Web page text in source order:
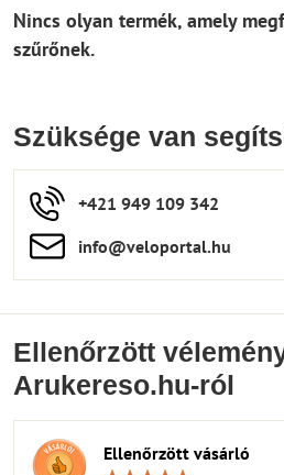
Szüksége van
+421 949 109 342
info​​@veloportal​.hu
Ellenőrzött
Arukereso.hu-ról
Ellenőrzött vásárló